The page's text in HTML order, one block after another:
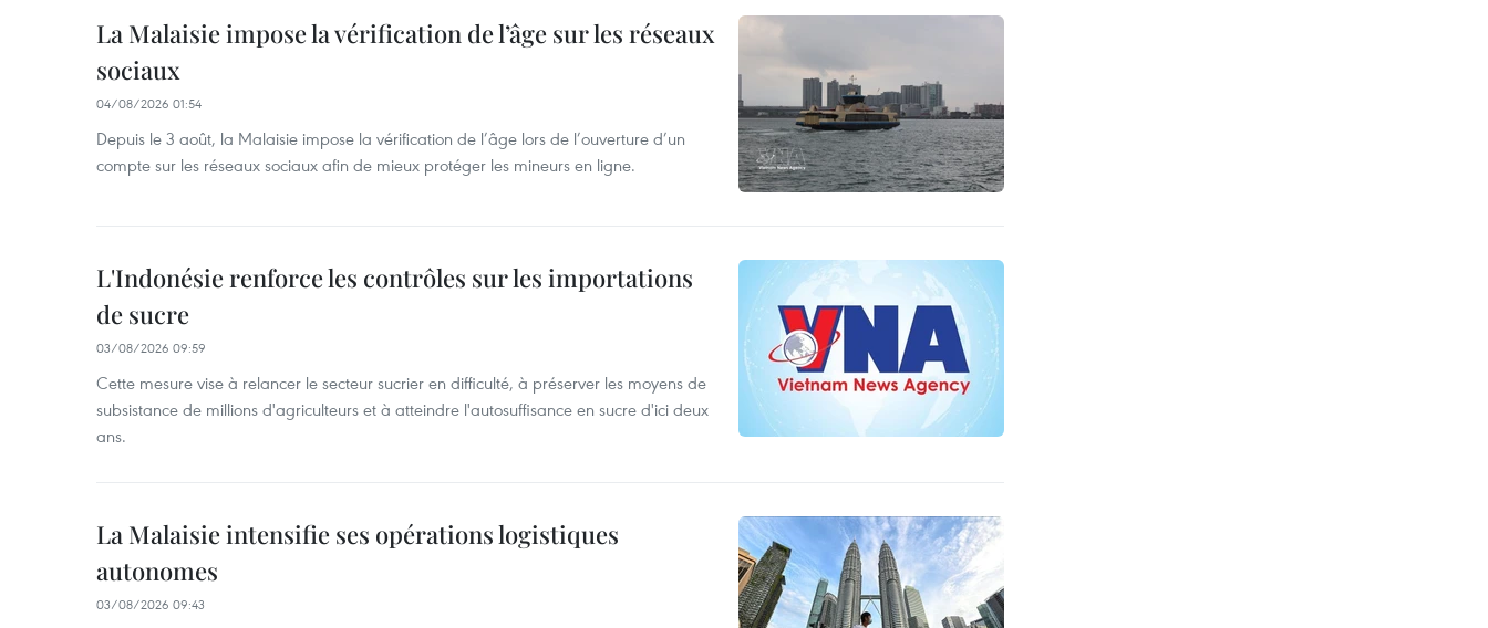
La Malaisie impose la vérification de l’âge sur les réseaux
sociaux
04/08/2026 01:54
Depuis le 3 août, la Malaisie impose la vérification de l’âge lors de l’ouverture d’un
compte sur les réseaux sociaux afin de mieux protéger les mineurs en ligne.
L'Indonésie renforce les contrôles sur les importations
de sucre
03/08/2026 09:59
Cette mesure vise à relancer le secteur sucrier en difficulté, à préserver les moyens de
subsistance de millions d'agriculteurs et à atteindre l'autosuffisance en sucre d'ici deux
ans.
La Malaisie intensifie ses opérations logistiques
autonomes
03/08/2026 09:43